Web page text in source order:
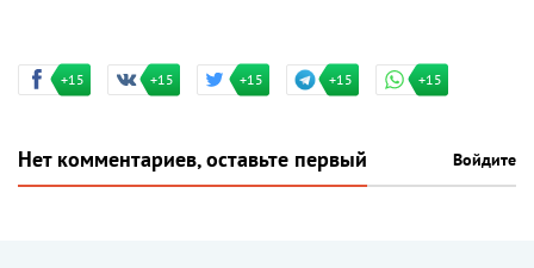
+15 +15 +15 +15 +15
Нет комментариев, оставьте первый Войдите